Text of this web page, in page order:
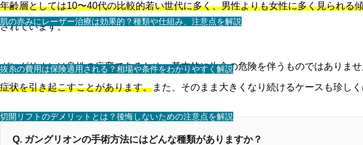
肌の赤みにレーザー治療は効果的？種類や仕組み、注意点を解説
抜糸の費用は保険適用される？相場や条件をわかりやすく解説
切開リフトのデメリットとは？後悔しないための注意点を解説
年齢層としては10〜40代の比較的若い世代に多く、男性よりも女性に多く見られる
されています。
ガングリオンは良性の病変であるため、基本的に生命の危険を伴うものではありませ
症状を引き起こすことがあります。また、そのまま大きくなり続けるケースも珍し
Q. ガングリオンの手術方法にはどんな種類がありますか？